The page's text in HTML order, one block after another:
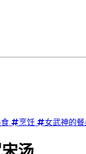
烹饪 女武神的餐